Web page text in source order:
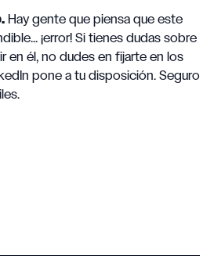
Hay gente que piensa que este
¡error! Si tienes dudas sobre
en él, no dudes en fijarte en los
pone a tu disposición. Seguro